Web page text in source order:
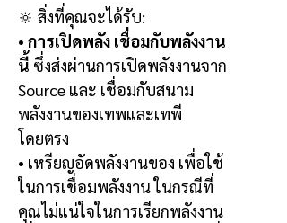
🔆 สิ่งที่คุณจะได้รับ:
• การเปิดพลัง เชื่อมกับพลังงาน
นี้ ซึ่งส่งผ่านการเปิดพลังงานจาก
Source และ เชื่อมกับสนาม
พลังงานของเทพและเทพี
โดยตรง
• เหรียญอัดพลังงานของ เพื่อใช้
ในการเชื่อมพลังงาน ในกรณีที่
คุณไม่แน่ใจในการเรียกพลังงาน